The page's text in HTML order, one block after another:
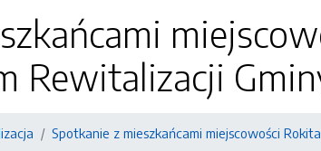
Rewitalizacji
Spotkanie z mieszkańcami miejscowości